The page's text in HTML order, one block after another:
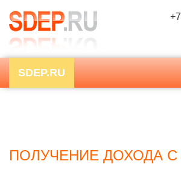
SDEP.RU
ПОЛУЧЕНИЕ ДОХОДА С